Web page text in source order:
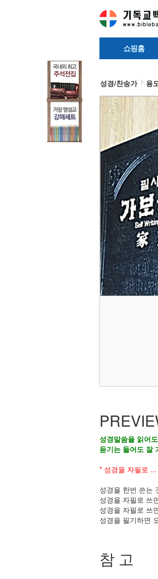
쇼핑홈
성경/찬송가 용
성경말씀을 읽어
듣기는 들어도 잘
* 성경을 자필로 ...
성경을 한번 쓴는
성경을 자필로 쓰
성경을 자필로 쓰
성경을 필기하면
참 고